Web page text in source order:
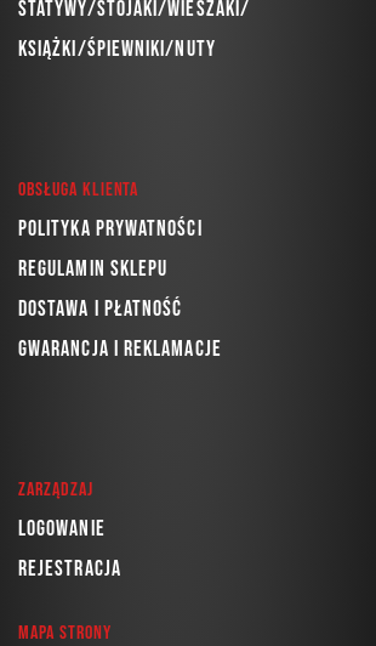
Statywy/Stojaki/Wieszaki/
Książki/Śpiewniki/Nuty
Obsługa klienta
Polityka prywatności
Regulamin sklepu
Dostawa i płatność
Gwarancja i reklamacje
Zarządzaj
Logowanie
Rejestracja
Mapa strony